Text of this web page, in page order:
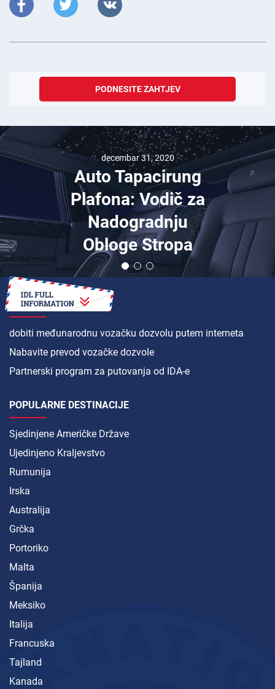
PODNESITE ZAHTJEV
decembar 31, 2020
Auto Tapacirung
Plafona: Vodič za
Nadogradnju
Obloge Stropa
KAKO
dobiti međunarodnu vozačku dozvolu putem interneta
Nabavite prevod vozačke dozvole
Partnerski program za putovanja od IDA-e
POPULARNE DESTINACIJE
Sjedinjene Američke Države
Ujedinjeno Kraljevstvo
Rumunija
Irska
Australija
Grčka
Portoriko
Malta
Španija
Meksiko
Italija
Francuska
Tajland
Kanada